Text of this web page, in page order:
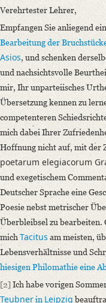
Place of Destination:
Date: 26.06.1831
Notations: Empfangsort
Manuscript
Provider: Dresden,
OAI Id: DE-611-38972
Classification Number:
Number of Pages: 2
Format: 20,6 x 12,8 cm
Incipit: „[1] Breslau
Verehrtester Lehrer,
Empfangen Sie
Language
German
Editors
Bamberg, Claudia
Varwig, Olivia
Verehrtester Lehrer,
Empfangen Sie anliegend
Bearbeitung der
Asios, und schenken
und nachsichtsvolle
mir, Ihr unparteiisches
Übersetzung kennen zu
competenteren
mich dabei Ihrer
Hoffnung nicht auf, mit der
poetarum elegiacorum
und exegetischem
Deutscher Sprache eine
Poesie nebst metrischer
Überbleibsel zu bearbeiten.
mich Tacitus am meisten,
Lebensverhältnisse und
hiesigen Philomathieeine
[2] Ich habe vorigen
Teubnerin Leipzig